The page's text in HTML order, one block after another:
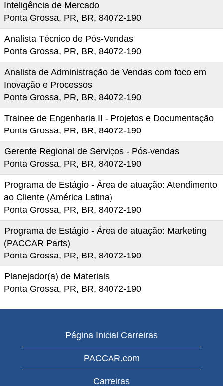
Inteligência de Mercado
Ponta Grossa, PR, BR, 84072-190
Analista Técnico de Pós-Vendas
Ponta Grossa, PR, BR, 84072-190
Analista de Administração de Vendas com foco em
Inovação e Processos
Ponta Grossa, PR, BR, 84072-190
Trainee de Engenharia II - Projetos e Documentação
Ponta Grossa, PR, BR, 84072-190
Gerente Regional de Serviços - Pós-vendas
Ponta Grossa, PR, BR, 84072-190
Programa de Estágio - Área de atuação: Atendimento
ao Cliente (América Latina)
Ponta Grossa, PR, BR, 84072-190
Programa de Estágio - Área de atuação: Marketing
(PACCAR Parts)
Ponta Grossa, PR, BR, 84072-190
Planejador(a) de Materiais
Ponta Grossa, PR, BR, 84072-190
Página Inicial Carreiras
PACCAR.com
Carreiras